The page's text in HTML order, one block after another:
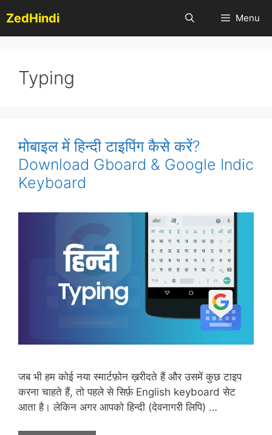
to
content
ZedHindi Menu
Typing
मोबाइल में हिन्दी टाइपिंग कैसे करें?
Download Gboard & Google Indic
Keyboard
जब भी हम कोई नया स्मार्टफ़ोन ख़रीदते हैं और उसमें कुछ टाइप
करना चाहते हैं, तो पहले से सिर्फ़ English keyboard सेट
आता है। लेकिन अगर आपको हिन्दी (देवनागरी लिपि) …